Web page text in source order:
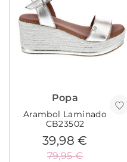
Popa
Arambol Laminado
CB23502
39,98 €
79,95 €